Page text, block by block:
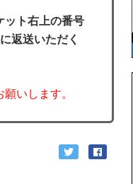
ット右上の番号
返送いただく
いします。